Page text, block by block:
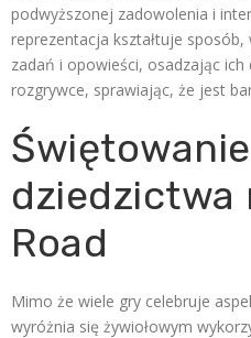
podwyższonej zadowolenia i
reprezentacja kształtuje
zadań i opowieści, osadzając
rozgrywce, sprawiając, że jest
dziedzictwa
Road
Mimo że wiele gry celebruje
wyróżnia się żywiołowym